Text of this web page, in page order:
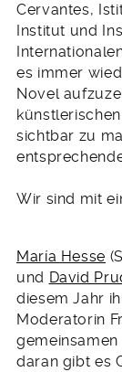
Cervantes,
Institut und
es immer
Novel
sichtbar zu
Wir sind mit
María Hesse
und David
diesem Jahr
Moderatorin
daran gibt es